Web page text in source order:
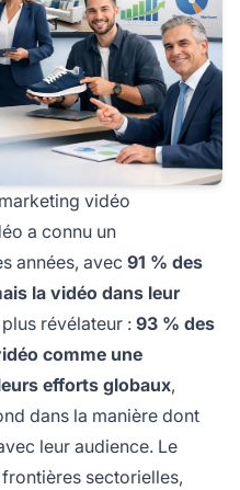
vidéo
a connu un
années, avec 91 % des
la vidéo dans leur
révélateur : 93 % des
comme une
efforts globaux,
dans la manière dont
leur audience. Le
sectorielles,